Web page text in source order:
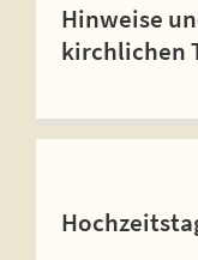
Hinweise
kirchlichen